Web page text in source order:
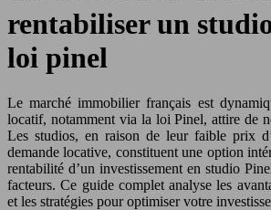
rentabiliser un
loi pinel
Le marché immobilier français est
locatif, notamment via la loi Pinel, attire de
Les studios, en raison de leur faible prix
demande locative, constituent une option
rentabilité d’un investissement en studio
facteurs. Ce guide complet analyse les
et les stratégies pour optimiser votre